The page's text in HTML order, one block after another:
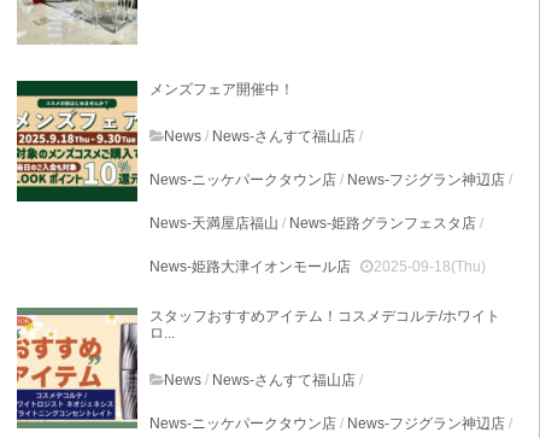
メンズフェア開催中！
News / News-さんすて福山店 /
News-ニッケパークタウン店 / News-フジグラン神辺店 /
News-天満屋店福山 / News-姫路グランフェスタ店 /
News-姫路大津イオンモール店 2025-09-18(Thu)
スタッフおすすめアイテム！コスメデコルテ/ホワイト
ロ...
News / News-さんすて福山店 /
News-ニッケパークタウン店 / News-フジグラン神辺店 /